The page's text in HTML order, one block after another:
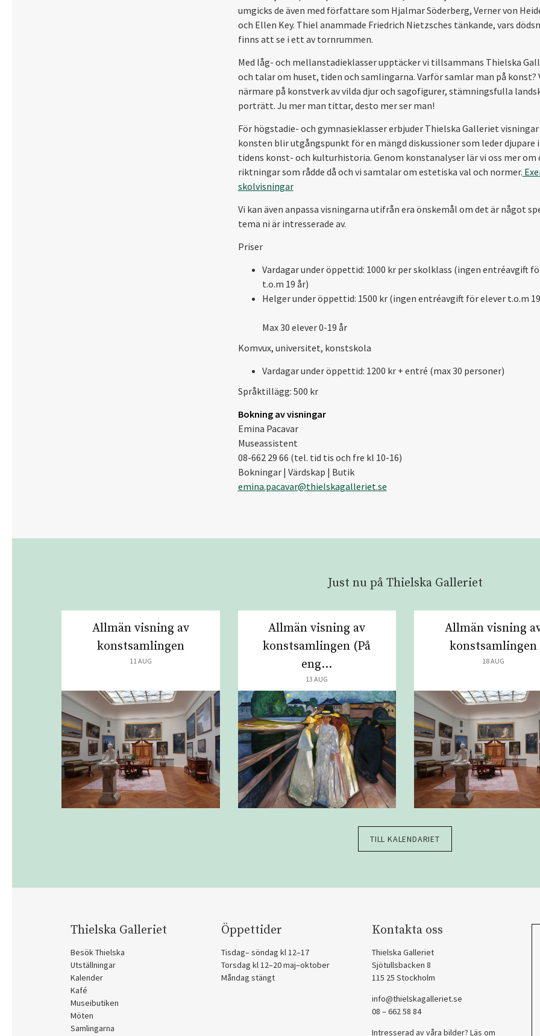
umgicks de även med författare som Hjalmar Söderberg, Verner von
och Ellen Key. Thiel anammade Friedrich Nietzsches tänkande, vars
finns att se i ett av tornrummen.
Med låg- och mellanstadieklasser upptäcker vi tillsammans Thielska
och talar om huset, tiden och samlingarna. Varför samlar man på
närmare på konstverk av vilda djur och sagofigurer, stämningsfulla
porträtt. Ju mer man tittar, desto mer ser man!
För högstadie- och gymnasieklasser erbjuder Thielska Galleriet visningar
konsten blir utgångspunkt för en mängd diskussioner som leder djupare
tidens konst- och kulturhistoria. Genom konstanalyser lär vi oss mer om
riktningar som rådde då och vi samtalar om estetiska val och normer.
skolvisningar
Vi kan även anpassa visningarna utifrån era önskemål om det är något
tema ni är intresserade av.
Priser
Vardagar under öppettid: 1000 kr per skolklass (ingen entréavgift
t.o.m 19 år)
Helger under öppettid: 1500 kr (ingen entréavgift för elever t.o.m
Max 30 elever 0-19 år
Komvux, universitet, konstskola
Vardagar under öppettid: 1200 kr + entré (max 30 personer)
Språktillägg: 500 kr
Bokning av visningar
Emina Pacavar
Museassistent
08-662 29 66 (tel. tid tis och fre kl 10-16)
Bokningar | Värdskap | Butik
emina.pacavar@thielskagalleriet.se
Just nu på Thielska Galleriet
Allmän visning av
konstsamlingen
11 AUG
Allmän visning av
konstsamlingen (På
eng...
13 AUG
Allmän visning
konstsamlingen
18 AUG
TILL KALENDARIET
Thielska Galleriet
Besök Thielska
Utställningar
Kalender
Kafé
Museibutiken
Möten
Samlingarna
Öppettider
Tisdag– söndag kl 12–17
Torsdag kl 12–20 maj–oktober
Måndag stängt
Kontakta oss
Thielska Galleriet
Sjötullsbacken 8
115 25 Stockholm
info@thielskagalleriet.se
08 – 662 58 84
Intresserad av våra bilder? Läs om